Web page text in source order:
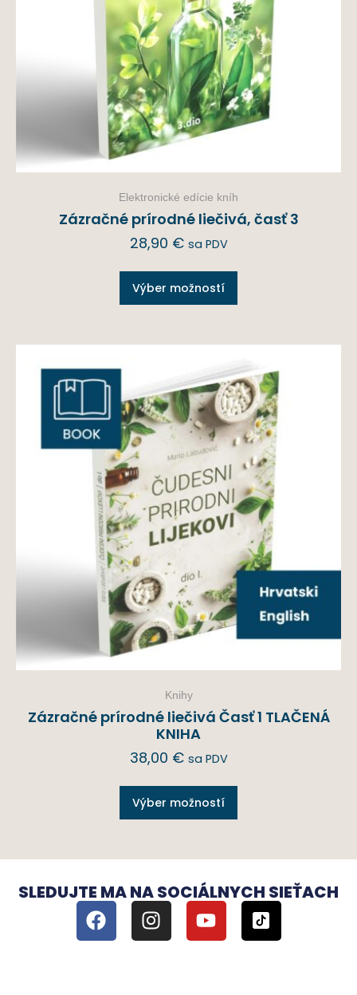
Elektronické edície kníh
Zázračné prírodné liečivá, časť 3
28,90 € sa PDV
Výber možností
Knihy
Zázračné prírodné liečivá Časť 1 TLAČENÁ
KNIHA
38,00 € sa PDV
Výber možností
SLEDUJTE MA NA SOCIÁLNYCH SIEŤACH